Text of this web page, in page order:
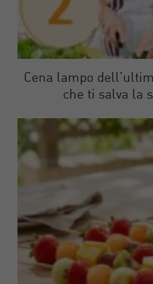
Cena lampo
che ti salva la